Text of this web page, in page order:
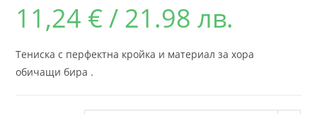
11,24 € / 21.98 лв.
Тениска с перфектна кройка и материал за хора
обичащи бира .